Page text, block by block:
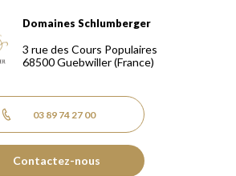
Vignerons 100% récoltants
Domaines Schlumberger
3 rue des Cours Populaires
68500Guebwiller(France)
03 89 74 27 00
Contactez-nous